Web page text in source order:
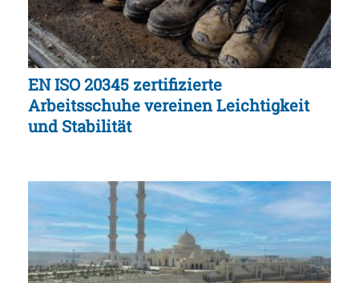
EN ISO 20345 zertifizierte
Arbeitsschuhe vereinen Leichtigkeit
und Stabilität